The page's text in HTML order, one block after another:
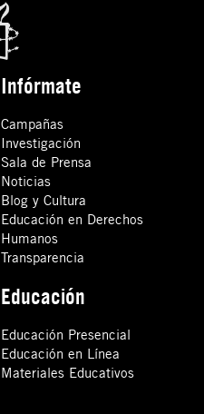
Infórmate
Campañas
Investigación
Sala de Prensa
Noticias
Blog y Cultura
Educación en Derechos
Humanos
Transparencia
Educación
Educación Presencial
Educación en Línea
Materiales Educativos